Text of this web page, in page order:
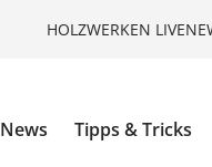
HOLZWERKEN LIVE
News Tipps & Tricks